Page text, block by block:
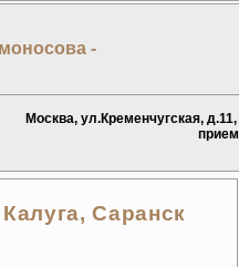
-
Москва, ул.Кременчугская,
Саранск